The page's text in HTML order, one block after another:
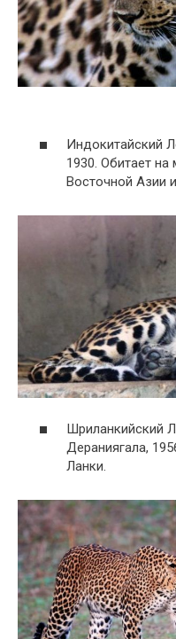
Индокитайский
1930. Обитает
Восточной Азии
Шриланкийский
Дераниягала,
Ланки.